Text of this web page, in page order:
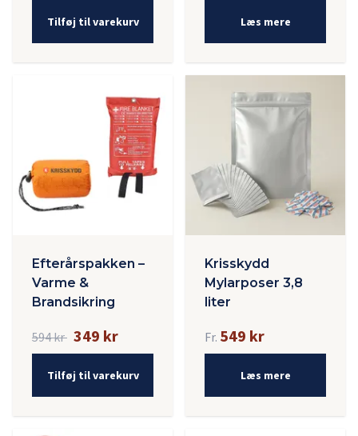
Tilføj til varekurv Læs mere
Efterårspakken –
Varme &
Brandsikring
594 kr 349 kr
Tilføj til varekurv
Krisskydd
Mylarposer 3,8
liter
Fr. 549 kr
Læs mere